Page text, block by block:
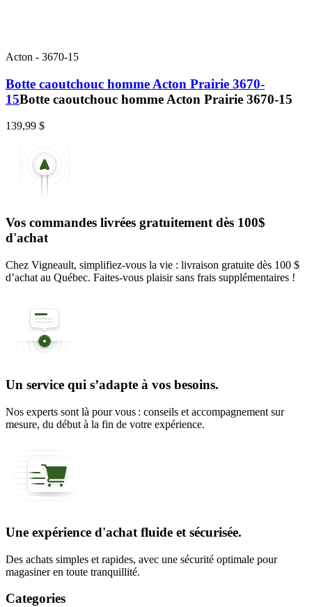
Acton - 3670-15
Botte caoutchouc homme Acton Prairie 3670-
15Botte caoutchouc homme Acton Prairie 3670-15
139,99 $
Vos commandes livrées gratuitement dès 100$
d'achat
Chez Vigneault, simplifiez-vous la vie : livraison gratuite dès 100 $
d’achat au Québec. Faites-vous plaisir sans frais supplémentaires !
Un service qui s’adapte à vos besoins.
Nos experts sont là pour vous : conseils et accompagnement sur
mesure, du début à la fin de votre expérience.
Une expérience d'achat fluide et sécurisée.
Des achats simples et rapides, avec une sécurité optimale pour
magasiner en toute tranquillité.
Categories